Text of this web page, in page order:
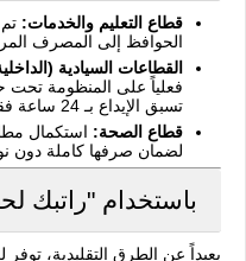
قطاع التعليم والخدمات:
الحوافظ إلى المصرف
القطاعات السيادية
فعلياً على المنظومة تحت
تسبق الإيداع بـ 24 ساعة فقط.
قطاع الصحة:
لضمان صرفها كاملة دون
باستخدام "راتبك